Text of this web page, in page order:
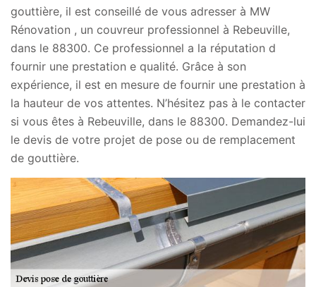
gouttière, il est conseillé de vous adresser à MW
Rénovation , un couvreur professionnel à Rebeuville,
dans le 88300. Ce professionnel a la réputation d
fournir une prestation e qualité. Grâce à son
expérience, il est en mesure de fournir une prestation à
la hauteur de vos attentes. N’hésitez pas à le contacter
si vous êtes à Rebeuville, dans le 88300. Demandez-lui
le devis de votre projet de pose ou de remplacement
de gouttière.